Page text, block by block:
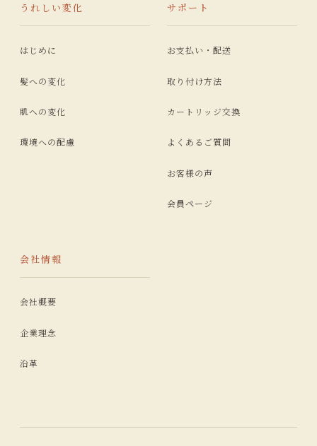
うれしい変化
はじめに
髪への変化
肌への変化
環境への配慮
サポート
お支払い・配送
取り付け方法
カートリッジ交換
よくあるご質問
お客様の声
会員ページ
会社情報
会社概要
企業理念
沿革